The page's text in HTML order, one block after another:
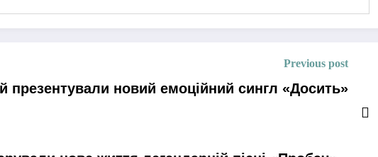
Previous post
презентували новий емоційний сингл «Досить»